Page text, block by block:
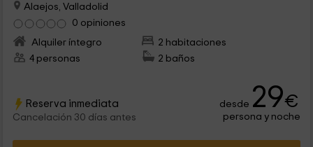
Alaejos, Valladolid
0 opiniones
Alquiler íntegro
2 habitaciones
4 personas
2 baños
Reserva inmediata
Cancelación 30 días antes
desde 29€
persona y noche